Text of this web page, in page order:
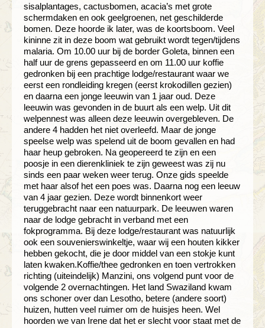
sisalplantages, cactusbomen, acacia’s met grote
schermdaken en ook geelgroenen, net geschilderde
bomen. Deze hoorde ik later, was de koortsboom. Veel
kininne zit in deze boom wat gebruikt wordt tegen/tijdens
malaria. Om 10.00 uur bij de border Goleta, binnen een
half uur de grens gepasseerd en om 11.00 uur koffie
gedronken bij een prachtige lodge/restaurant waar we
eerst een rondleiding kregen (eerst krokodillen gezien)
en daarna een jonge leeuwin van 1 jaar oud. Deze
leeuwin was gevonden in de buurt als een welp. Uit dit
welpennest was alleen deze leeuwin overgebleven. De
andere 4 hadden het niet overleefd. Maar de jonge
speelse welp was spelend uit de boom gevallen en had
haar heup gebroken. Na geopereerd te zijn en een
poosje in een dierenkliniek te zijn geweest was zij nu
sinds een paar weken weer terug. Onze gids speelde
met haar alsof het een poes was. Daarna nog een leeuw
van 4 jaar gezien. Deze wordt binnenkort weer
teruggebracht naar een natuurpark. De leeuwen waren
naar de lodge gebracht in verband met een
fokprogramma. Bij deze lodge/restaurant was natuurlijk
ook een souvenierswinkeltje, waar wij een houten kikker
hebben gekocht, die je door middel van een stokje kunt
laten kwaken.Koffie/thee gedronken en toen vertrokken
richting (uiteindelijk) Manzini, ons volgend punt voor de
volgende 2 overnachtingen. Het land Swaziland kwam
ons schoner over dan Lesotho, betere (andere soort)
huizen, hutten veel ruimer om de huisjes heen. Wel
hoorden we van Irene dat het er slecht voor staat met de